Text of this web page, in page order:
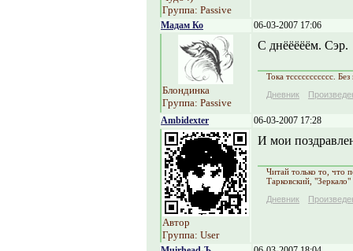
Группа: Passive
Мадам Ко 06-03-2007 17:06
Блондинка
Группа: Passive
С днёёёёём. Сэр.
Тока тссссссссссс.
Дневник
Ambidexter 06-03-2007 17:28
Автор
Группа: User
И мои
Читай только то, что
Тарковский, "Зеркало"
Дневник